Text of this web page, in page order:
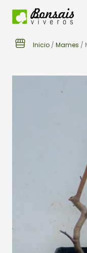
Inicio / Mames /